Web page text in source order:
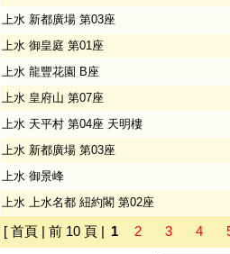
上水 新都廣場 第03座
上水 御皇庭 第01座
上水 龍豐花園 B座
上水 皇府山 第07座
上水 天平村 第04座 天明樓
上水 新都廣場 第03座
上水 御景峰
上水 上水名都 紐約閣 第02座
[ 首頁 | 前 10 頁 | 1 2 3 4